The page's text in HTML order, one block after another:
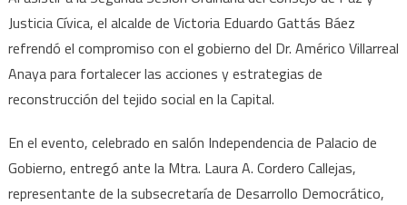
del
Justicia Cívica, el alcalde de Victoria Eduardo Gattás Báez
refrendó el compromiso con el gobierno del Dr. Américo Villarreal
Anaya para fortalecer las acciones y estrategias de
reconstrucción del tejido social en la Capital.
En el evento, celebrado en salón Independencia de Palacio de
Gobierno, entregó ante la Mtra. Laura A. Cordero Callejas,
representante de la subsecretaría de Desarrollo Democrático,